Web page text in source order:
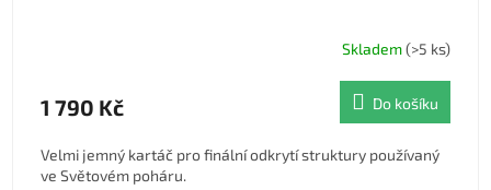
Skladem(>5 ks)
1 790 Kč Do košíku
Velmi jemný kartáč pro finální odkrytí struktury používaný
ve Světovém poháru.